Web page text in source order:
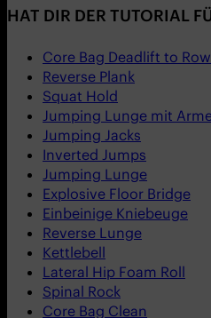
HAT DIR DER TUTORIAL
Core Bag Deadlift to Row
Reverse Plank
Squat Hold
Jumping Lunge mit
Jumping Jacks
Inverted Jumps
Jumping Lunge
Explosive Floor Bridge
Einbeinige Kniebeuge
Reverse Lunge
Kettlebell
Lateral Hip Foam Roll
Spinal Rock
Core Bag Clean